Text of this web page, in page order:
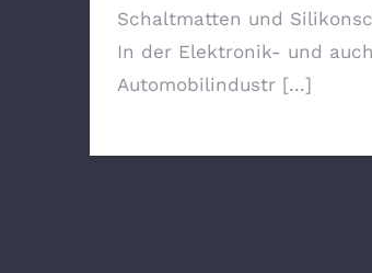
Schaltmatten und
In der Elektronik- und auch
Automobilindustr [...]